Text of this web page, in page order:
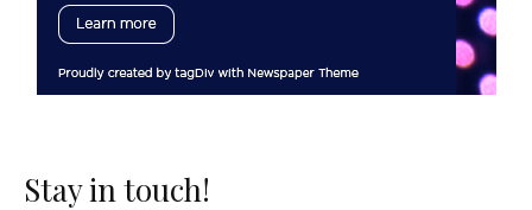
Stay in touch!